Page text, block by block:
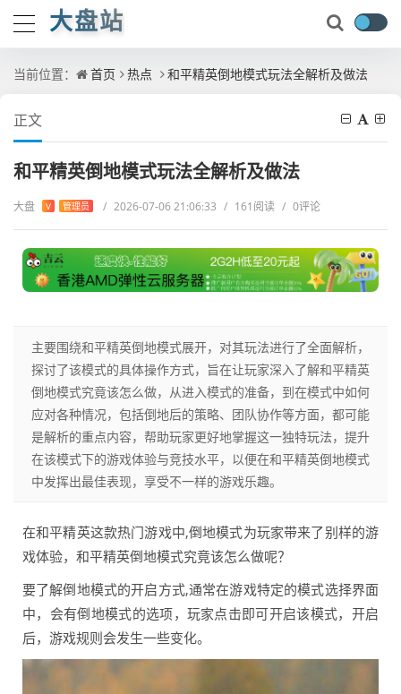
大盘站
当前位置： 首页 热点 和平精英倒地模式玩法全解析及做法
正文
和平精英倒地模式玩法全解析及做法
大盘 V 管理员 / 2026-07-06 21:06:33 / 161阅读 / 0评论
主要围绕和平精英倒地模式展开，对其玩法进行了全面解析，
探讨了该模式的具体操作方式，旨在让玩家深入了解和平精英
倒地模式究竟该怎么做，从进入模式的准备，到在模式中如何
应对各种情况，包括倒地后的策略、团队协作等方面，都可能
是解析的重点内容，帮助玩家更好地掌握这一独特玩法，提升
在该模式下的游戏体验与竞技水平，以便在和平精英倒地模式
中发挥出最佳表现，享受不一样的游戏乐趣。
在和平精英这款热门游戏中,倒地模式为玩家带来了别样的游
戏体验，和平精英倒地模式究竟该怎么做呢？
要了解倒地模式的开启方式,通常在游戏特定的模式选择界面
中，会有倒地模式的选项，玩家点击即可开启该模式，开启
后，游戏规则会发生一些变化。